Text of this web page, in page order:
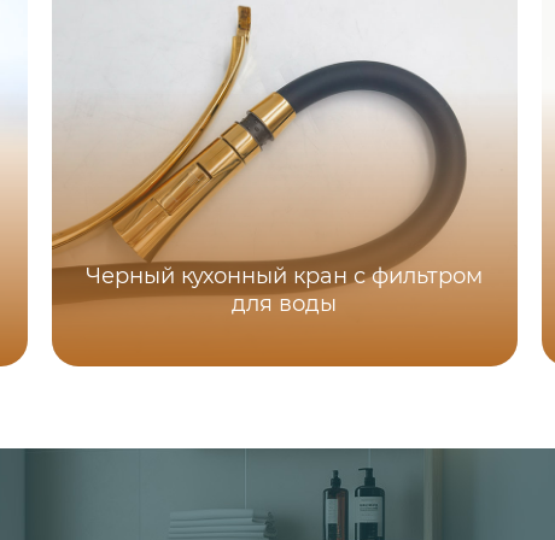
Черный кухонный кран с фильтром
для воды